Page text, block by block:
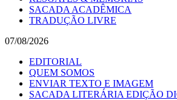
SACADA ACADÊMICA
TRADUÇÃO LIVRE
07/08/2026
EDITORIAL
QUEM SOMOS
ENVIAR TEXTO E IMAGEM
SACADA LITERÁRIA EDIÇÃO